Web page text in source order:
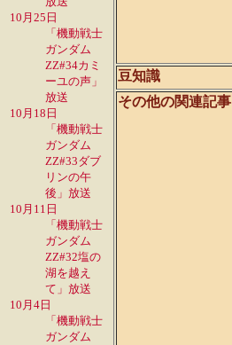
10月25日
「機動戦士
ガンダム
ZZ#34カミ
ーユの声」
放送
10月18日
「機動戦士
ガンダム
ZZ#33ダブ
リンの午
後」放送
10月11日
「機動戦士
ガンダム
ZZ#32塩の
湖を越え
て」放送
10月4日
「機動戦士
ガンダム
豆知識
その他の関連記事